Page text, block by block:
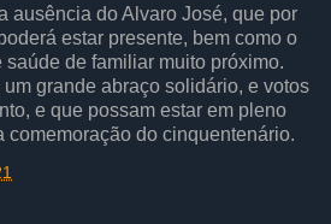
ausência do Alvaro José, que por
estar presente, bem como o
saúde de familiar muito próximo.
grande abraço solidário, e votos
e que possam estar em pleno
comemoração do cinquentenário.